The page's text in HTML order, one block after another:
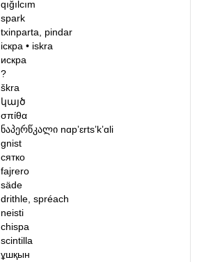
qığılcım
spark
txinparta, pindar
іскра• iskra
искра
?
škra
կայծ
σπίθα
ნაპერწკალი nɑpʼɛrtsʼkʼɑli
gnist
сятко
fajrero
säde
drithle, spréach
neisti
chispa
scintilla
ұшқын